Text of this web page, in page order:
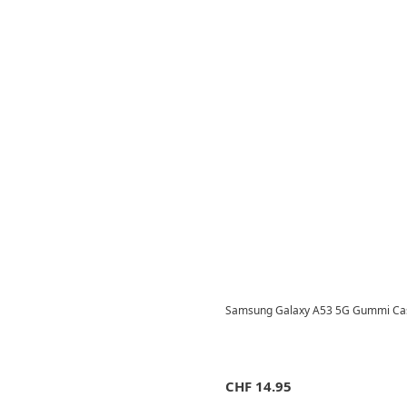
Samsung Galaxy A53 5G Gummi
CHF 14.95